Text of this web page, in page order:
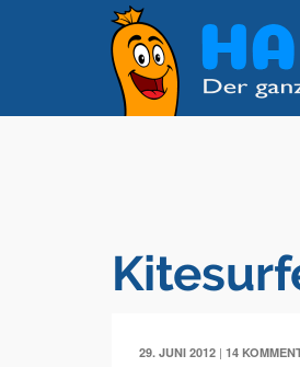
29. JUNI 2012 | 14